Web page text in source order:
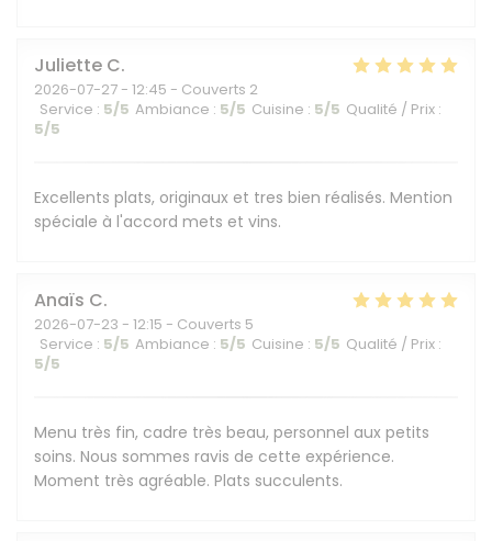
Juliette C
2026-07-27 - 12:45 - Couverts 2
Service : 5/5 Ambiance : 5/5 Cuisine : 5/5 Qualité / Prix :
5/5
Excellents plats, originaux et tres bien réalisés. Mention
spéciale à l'accord mets et vins.
Anaïs C
2026-07-23 - 12:15 - Couverts 5
Service : 5/5 Ambiance : 5/5 Cuisine : 5/5 Qualité / Prix :
5/5
Menu très fin, cadre très beau, personnel aux petits
soins. Nous sommes ravis de cette expérience.
Moment très agréable. Plats succulents.